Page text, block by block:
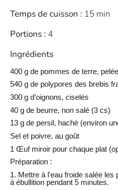
Temps de cuisson : 15 min
Portions : 4
Ingrédients
400 g de pommes de terre,
540 g de polypores des brebis
300 g d’oignons, ciselés
40 g de beurre, non salé (3 cs)
13 g de persil, haché (environ
Sel et poivre, au goût
1 Œuf miroir pour chaque plat
Préparation :
1. Mettre à l'eau froide salée
à ébullition pendant 5 minutes.